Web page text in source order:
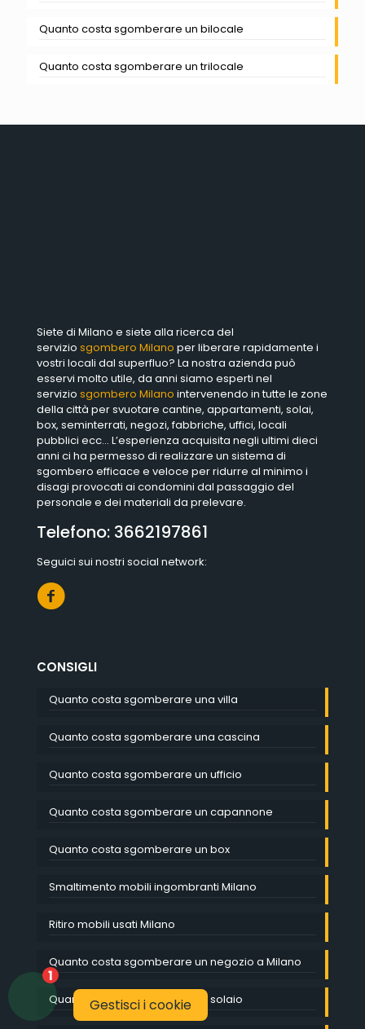
Quanto costa sgomberare un bilocale
Quanto costa sgomberare un trilocale
Siete di Milano e siete alla ricerca del
servizio sgombero Milano per liberare rapidamente i
vostri locali dal superfluo? La nostra azienda può
esservi molto utile, da anni siamo esperti nel
servizio sgombero Milano intervenendo in tutte le zone
della città per svuotare cantine, appartamenti, solai,
box, seminterrati, negozi, fabbriche, uffici, locali
pubblici ecc… L’esperienza acquisita negli ultimi dieci
anni ci ha permesso di realizzare un sistema di
sgombero efficace e veloce per ridurre al minimo i
disagi provocati ai condomini dal passaggio del
personale e dei materiali da prelevare.
Telefono: 3662197861
Seguici sui nostri social network:
CONSIGLI
Quanto costa sgomberare una villa
Quanto costa sgomberare una cascina
Quanto costa sgomberare un ufficio
Quanto costa sgomberare un capannone
Quanto costa sgomberare un box
Smaltimento mobili ingombranti Milano
Ritiro mobili usati Milano
Quanto costa sgomberare un negozio a Milano
Quanto costa sgomberare un solaio
1
Gestisci i cookie